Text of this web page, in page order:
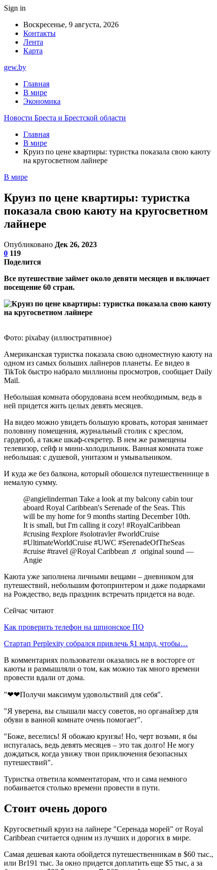
Sign in
Воскресенье, 9 августа, 2026
Контакты
Лента
Карта
gew.by
Главная
В мире
Экономика
Новости Бреста и Брестской области
Главная
В мире
Круиз по цене квартиры: туристка показала свою каюту
на кругосветном лайнере
В мире
Круиз по цене квартиры: туристка
показала свою каюту на кругосветном
лайнере
Опубликовано Дек 26, 2023
0 119
Поделится
Все путешествие займет около девяти месяцев и включает
посещение 60 стран.
Фото: pixabay (иллюстративное)
Американская туристка показала свою одноместную каюту на
одном из самых больших лайнеров планеты. Ее видео в
TikTok быстро набрало миллионы просмотров, сообщает Daily
Mail.
Небольшая комната оборудована всем необходимым, ведь в
ней придется жить целых девять месяцев.
На видео можно увидеть большую кровать, которая занимает
половину помещения, журнальный столик с креслом,
гардероб, а также шкаф-секретер. В нем же размещены
телевизор, сейф и мини-холодильник. Ванная комната тоже
небольшая: с душевой, унитазом и умывальником.
И куда же без балкона, который обошелся путешественнице в
немалую сумму.
@angielinderman Take a look at my balcony cabin tour
aboard Royal Caribbean's Serenade of the Seas. This
will be my home for 9 months starting December 10th.
It is small, but I'm calling it cozy! #RoyalCaribbean
#crusing #explore #solotravler #worldCruise
#UltimateWorldCruise #UWC #SerenadeOfTheSeas
#cruise #travel @Royal Caribbean ♬ original sound —
Angie
Каюта уже заполнена личными вещами – дневником для
путешествий, небольшим фотопринтером и даже подарками
на Рождество, ведь праздник встречать придется на воде.
Сейчас читают
Как проверить телефон на шпионское ПО
Стартап Perplexity собрался привлечь $1 млрд, чтобы…
В комментариях пользователи оказались не в восторге от
каюты и размышляли о том, как можно так много времени
провести вдали от дома.
"❤❤Получи максимум удовольствий для себя".
"Я уверена, вы слышали массу советов, но органайзер для
обуви в ванной комнате очень помогает".
"Боже, веселись! Я обожаю круизы! Но, черт возьми, я бы
испугалась, ведь девять месяцев – это так долго! Не могу
дождаться, когда увижу твои приключения безопасных
путешествий".
Туристка ответила комментаторам, что и сама немного
побаивается столько времени провести в пути.
Стоит очень дорого
Кругосветный круиз на лайнере "Серенада морей" от Royal
Caribbean считается одним из лучших и дорогих в мире.
Самая дешевая каюта обойдется путешественникам в $60 тыс.,
или Br191 тыс. За окно придется доплатить еще $5 тыс, а за